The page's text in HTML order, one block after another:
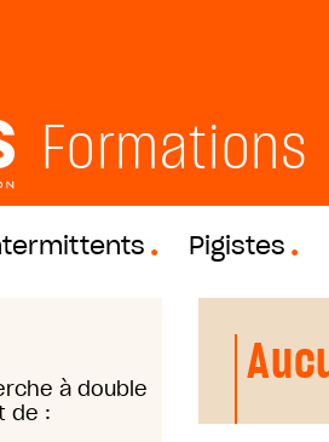
Formations
Pigistes
à double
de :